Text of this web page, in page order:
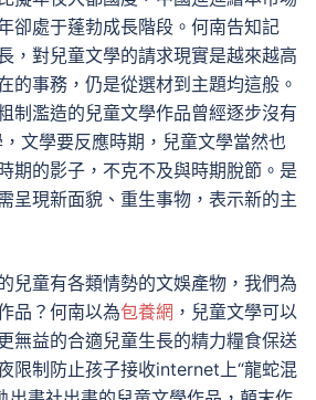
卻處于蓬勃成長階段。何南告知記
，對兒童文學的請求現實是越來越高
的事務，仍是從選材到主題均這般。
制濫造的兒童文學作品曾經逐步沒有
文學要反應時期，兒童文學當然也
期的影子，不克不及與時期脫節。是
呈現新面貌、重生事物，表示新的主
兒童有各類情勢的文娛產物，我們為
品？何南以為包養網 ，兒童文學可以
無益的合適兒童生長的精力糧食保送
限制防止孩子接收internet上“龍蛇混